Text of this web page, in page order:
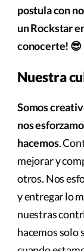
postula con
un Rockstar
conocerte! 😎
Nuestra
Somos
nos
hacemos.
mejorar y
otros. Nos
y entregar lo
nuestras
hacemos solo